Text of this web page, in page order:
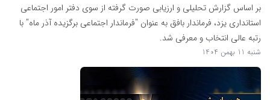
بر اساس گزارش تحلیلی و ارزیابی صورت گرفته از سوی دفتر امور اجتماعی
استانداری یزد، فرماندار بافق به عنوان "فرماندار اجتماعی برگزیده آذر ماه" با
رتبه عالی انتخاب و معرفی شد.
شنبه 11 بهمن 1404